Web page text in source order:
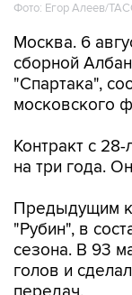
Фото: Егор Алеев/
Москва. 6
сборной
"Спартака",
московского
Контракт с
на три года.
Предыдущим
"Рубин", в
сезона. В 93
голов и